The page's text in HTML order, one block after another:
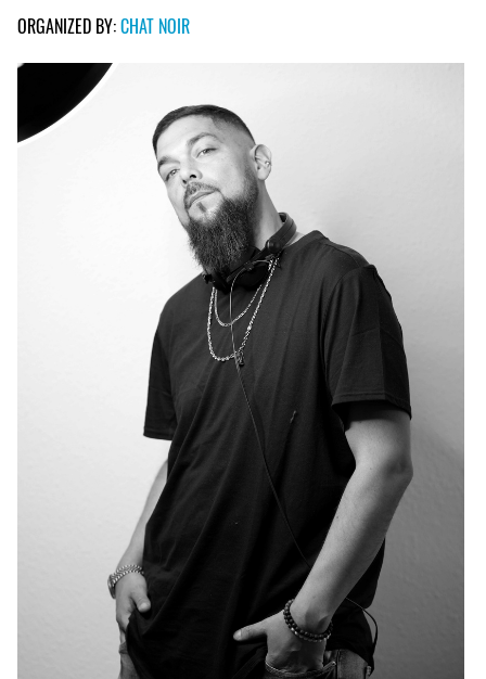
ORGANIZED BY:CHAT NOIR